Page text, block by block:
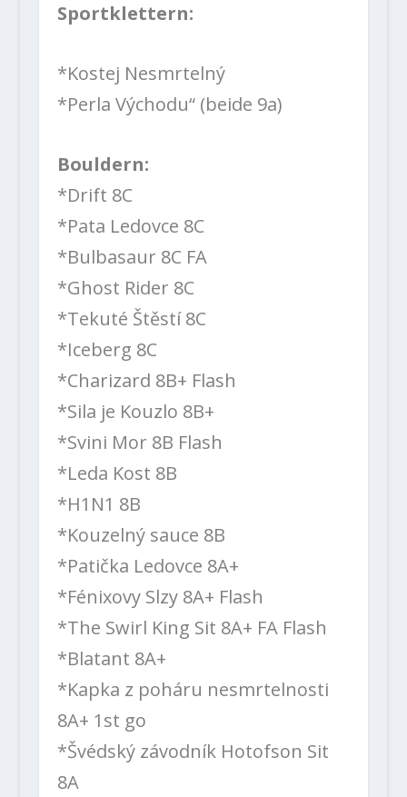
Sportklettern:
*Kostej Nesmrtelný
*Perla Východu“ (beide 9a)
Bouldern:
*Drift 8C
*Pata Ledovce 8C
*Bulbasaur 8C FA
*Ghost Rider 8C
*Tekuté Štěstí 8C
*Iceberg 8C
*Charizard 8B+ Flash
*Sila je Kouzlo 8B+
*Svini Mor 8B Flash
*Leda Kost 8B
*H1N1 8B
*Kouzelný sauce 8B
*Patička Ledovce 8A+
*Fénixovy Slzy 8A+ Flash
*The Swirl King Sit 8A+ FA Flash
*Blatant 8A+
*Kapka z poháru nesmrtelnosti
8A+ 1st go
*Švédský závodník Hotofson Sit
8A